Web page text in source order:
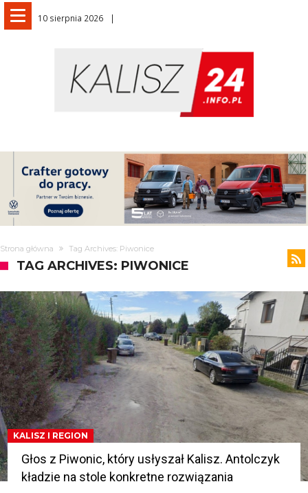
10 sierpnia 2026
Strona główna Tag Archives: Piwonice
TAG ARCHIVES: PIWONICE
KALISZ I REGION
Głos z Piwonic, który usłyszał Kalisz. Antolczyk
kładzie na stole konkretne rozwiązania